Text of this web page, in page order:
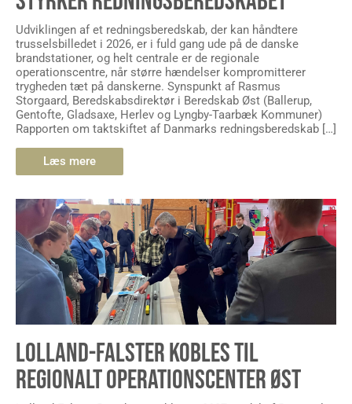
Udviklingen af et redningsberedskab, der kan håndtere
brandstationer, og helt centrale er de regionale
operationscentre, når større hændelser kompromitterer
trygheden tæt på danskerne. Synspunkt af Rasmus
Storgaard, Beredskabsdirektør i Beredskab Øst (Ballerup,
Gentofte, Gladsaxe, Herlev og Lyngby-Taarbæk Kommuner)
Rapporten om taktskiftet af Danmarks redningsberedskab […]
Læs mere
LOLLAND-FALSTER KOBLES TIL
REGIONALT OPERATIONSCENTER ØST
Lolland-Falster Brandvæsen bliver i 2027 en del af Regionalt